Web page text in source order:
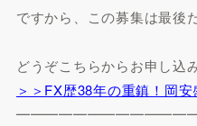
ですから、この募集は最後
どうぞこちらからお申し込
＞＞FX歴38年の重鎮！岡